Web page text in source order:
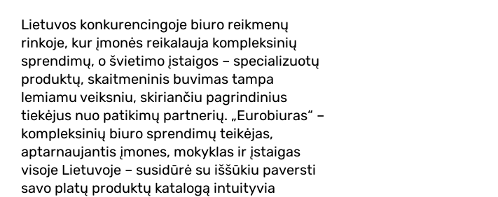
Lietuvos konkurencingoje biuro reikmenų
rinkoje, kur įmonės reikalauja kompleksinių
sprendimų, o švietimo įstaigos – specializuotų
produktų, skaitmeninis buvimas tampa
lemiamu veiksniu, skiriančiu pagrindinius
tiekėjus nuo patikimų partnerių. „Eurobiuras“ –
kompleksinių biuro sprendimų teikėjas,
aptarnaujantis įmones, mokyklas ir įstaigas
visoje Lietuvoje – susidūrė su iššūkiu paversti
savo platų produktų katalogą intuityvia